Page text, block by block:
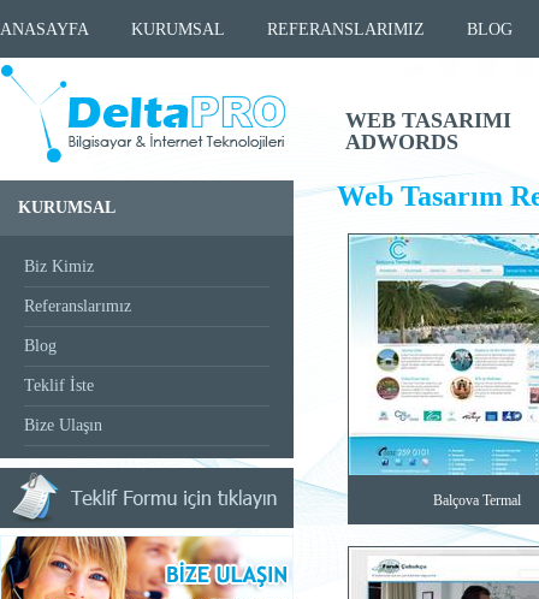
ANASAYFA KURUMSAL REFERANSLARIMIZ BLOG
WEB TASARIMI
ADWORDS
KURUMSAL
Biz Kimiz
Referanslarımız
Blog
Teklif İste
Bize Ulaşın
Web Tasarım
Balçova Termal